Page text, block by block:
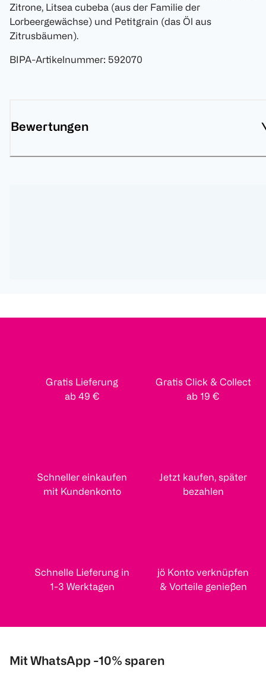
Zitrone, Litsea cubeba (aus der Familie der
Lorbeergewächse) und Petitgrain (das Öl aus
Zitrusbäumen).
BIPA-Artikelnummer: 592070
Bewertungen
Gratis Lieferung
ab 49 €
Gratis Click & Collect
ab 19 €
Schneller einkaufen
mit Kundenkonto
Jetzt kaufen, später
bezahlen
Schnelle Lieferung in
1-3 Werktagen
jö Konto verknüpfen
& Vorteile genießen
Mit WhatsApp -10% sparen